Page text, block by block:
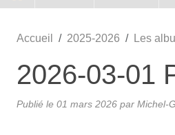
Accueil 2025-2026 Les
2026-03-01
Publié le 01 mars 2026 par Michel-G